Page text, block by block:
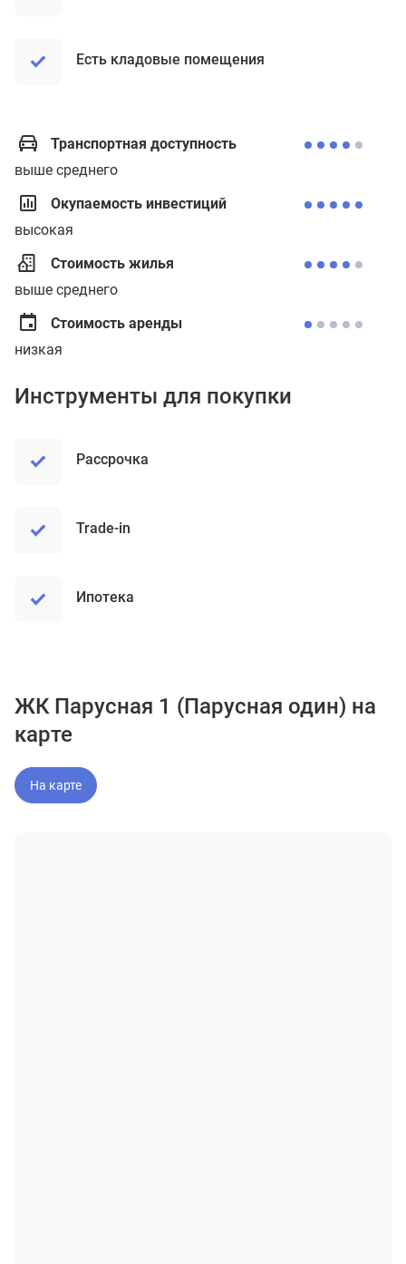
Есть кладовые помещения
Транспортная доступность
выше среднего
Окупаемость инвестиций
высокая
Стоимость жилья
выше среднего
Стоимость аренды
низкая
Инструменты для покупки
рассрочка
trade-in
ипотека
ЖК Парусная 1 (Парусная один) на
карте
На карте